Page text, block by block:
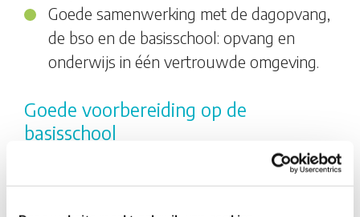
Goede samenwerking met de dagopvang,
de bso en de basisschool: opvang en
onderwijs in één vertrouwde omgeving.
Goede voorbereiding op de
basisschool
Op onze locaties voor peuteropvang kan je
kind spelen met leeftijdsgenootjes uit de